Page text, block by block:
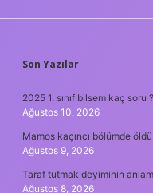
SIDEBAR
Son Yazılar
2025 1. sınıf bilsem kaç soru ?
Ağustos 10, 2026
Mamos kaçıncı bölümde
Ağustos 9, 2026
Taraf tutmak deyiminin
Ağustos 8, 2026